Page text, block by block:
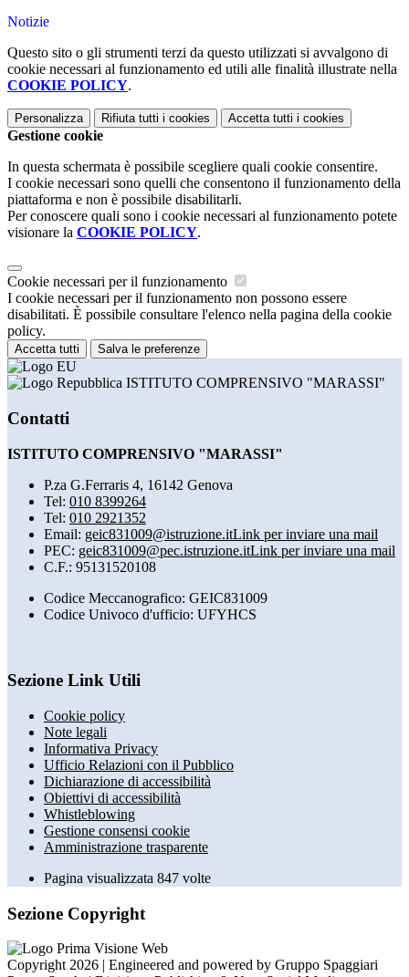
Notizie
Questo sito o gli strumenti terzi da questo utilizzati si avvalgono di
cookie necessari al funzionamento ed utili alle finalità illustrate nella
COOKIE POLICY.
Personalizza Rifiuta tutti i cookies Accetta tutti i cookies
Gestione cookie
In questa schermata è possibile scegliere quali cookie consentire.
I cookie necessari sono quelli che consentono il funzionamento della
piattaforma e non è possibile disabilitarli.
Per conoscere quali sono i cookie necessari al funzionamento potete
visionare la COOKIE POLICY.
Cookie necessari per il funzionamento
I cookie necessari per il funzionamento non possono essere
disabilitati. È possibile consultare l'elenco nella pagina della cookie
policy.
Accetta tutti Salva le preferenze
ISTITUTO COMPRENSIVO "MARASSI"
Contatti
ISTITUTO COMPRENSIVO "MARASSI"
P.za G.Ferraris 4, 16142 Genova
Tel: 010 8399264
Tel: 010 2921352
Email: geic831009@istruzione.itLink per inviare una mail
PEC: geic831009@pec.istruzione.itLink per inviare una mail
C.F.: 95131520108
Codice Meccanografico: GEIC831009
Codice Univoco d'ufficio: UFYHCS
Sezione Link Utili
Cookie policy
Note legali
Informativa Privacy
Ufficio Relazioni con il Pubblico
Dichiarazione di accessibilità
Obiettivi di accessibilità
Whistleblowing
Gestione consensi cookie
Amministrazione trasparente
Pagina visualizzata 847 volte
Sezione Copyright
Copyright 2026 | Engineered and powered by Gruppo Spaggiari